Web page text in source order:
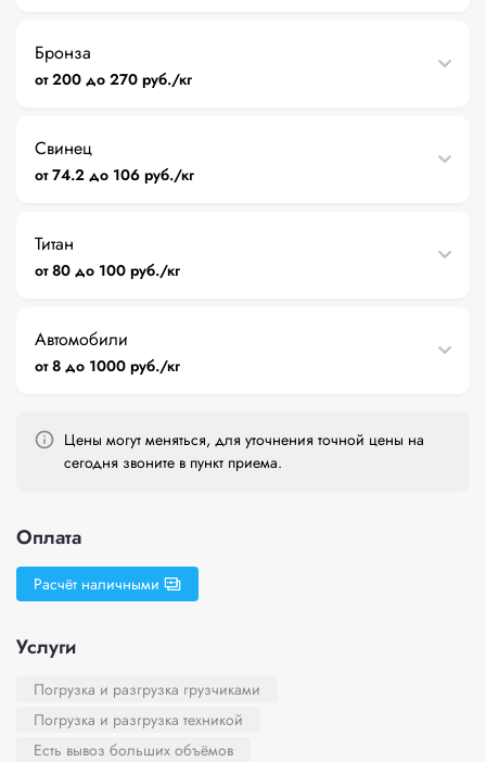
Бронза
от 200 до 270 руб./кг
Свинец
от 74.2 до 106 руб./кг
Титан
от 80 до 100 руб./кг
Автомобили
от 8 до 1000 руб./кг
Цены могут меняться, для уточнения точной цены на
сегодня звоните в пункт приема.
Оплата
Расчёт наличными
Услуги
Погрузка и разгрузка грузчиками
Погрузка и разгрузка техникой
Есть вывоз больших объёмов